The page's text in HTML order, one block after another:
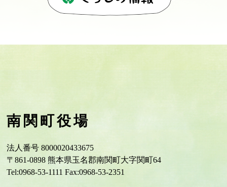
南関町役場
法人番号 8000020433675
〒861-0898 熊本県玉名郡南関町大字関町64
Tel:0968-53-1111 Fax:0968-53-2351